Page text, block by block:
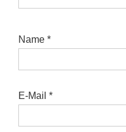
Name *
E-Mail *